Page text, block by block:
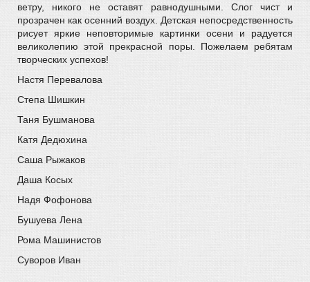
ветру, никого не оставят равнодушными. Слог чист и
прозрачен как осенний воздух. Детская непосредственность
рисует яркие неповторимые картинки осени и радуется
великолепию этой прекрасной поры. Пожелаем ребятам
творческих успехов!
Настя Перевалова
Степа Шишкин
Таня Бушманова
Катя Дедюхина
Саша Рыжаков
Даша Косых
Надя Фофонова
Бушуева Лена
Рома Машинистов
Суворов Иван